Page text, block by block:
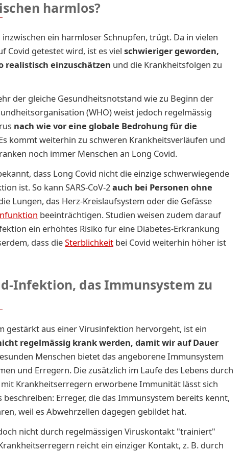
harmlos?
inzwischen ein harmloser Schnupfen, trügt. Da in vielen
Covid getestet wird, ist es viel schwieriger geworden,
realistisch einzuschätzen und die Krankheitsfolgen zu
der gleiche Gesundheitsnotstand wie zu Beginn der
(WHO) weist jedoch regelmässig
nach wie vor eine globale Bedrohung für die
kommt weiterhin zu schweren Krankheitsverläufen und
noch immer Menschen an Long Covid.
dass Long Covid nicht die einzige schwerwiegende
ist. So kann SARS-CoV-2auch bei Personen ohne
Lungen, das Herz-Kreislaufsystem oder die Gefässe
beeinträchtigen. Studien weisen zudem darauf
ein erhöhtes Risiko für eine Diabetes-Erkrankung
dass dieSterblichkeit bei Covid weiterhin höher ist
Infektion, das Immunsystem zu
gestärkt aus einer Virusinfektion hervorgeht, ist ein
regelmässig krank werden, damit wir auf Dauer
Menschen bietet das angeborene Immunsystem
und Erregern. Die zusätzlich im Laufe des Lebens durch
Krankheitserregern erworbene Immunität lässt sich
beschreiben: Erreger, die das Immunsystem bereits kennt,
weil es Abwehrzellen dagegen gebildet hat.
nicht durch regelmässigen Viruskontakt "trainiert"
reicht ein einziger Kontakt, z. B. durch